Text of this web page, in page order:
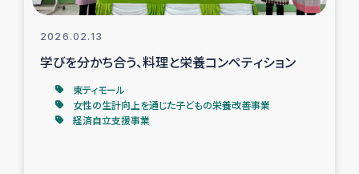
ガザ空爆被災者への食料支援と農家生産支援
ガザ地区における羊の畜産支援
ガザ地区での公園の緑化を通じた支援事業
2026.02.13
学びを分かち合う、料理と栄養コンペティション
東ティモール
女性の生計向上を通じた子どもの栄養改善事業
経済自立支援事業